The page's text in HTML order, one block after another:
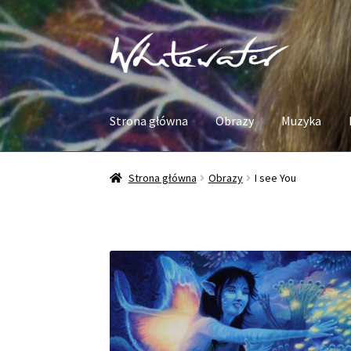
Przejdź
do
nawigacji
Przejdź
do
treści
Strona główna Obrazy Muzyka
Strona główna Obrazy I see You